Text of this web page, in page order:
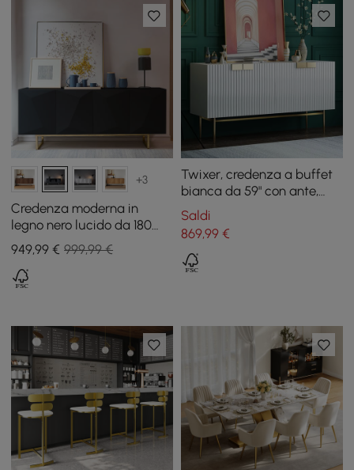
+3
Credenza moderna in
legno nero lucido da 180
cm con ante e ripiani
regolabili
949,99 € 999,99 €
Twixer, credenza a buffet
bianca da 59" con ante,
armadietto decorativo con
portaoggetti a 4 ante
Saldi
869,99€